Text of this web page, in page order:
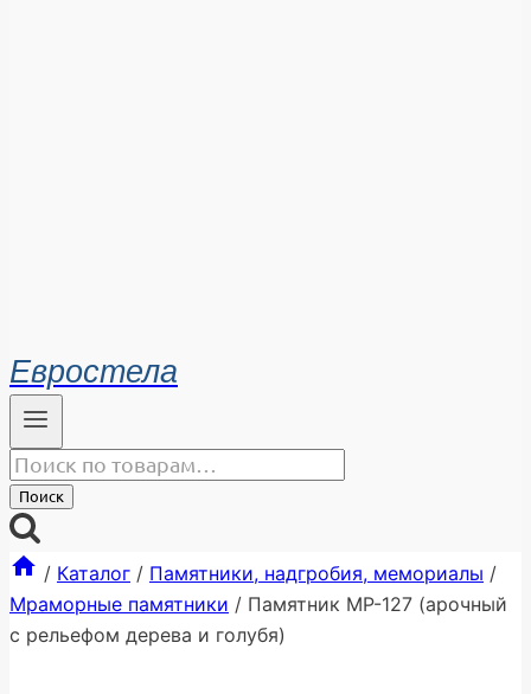
Евростела
Искать:
Поиск
/ Каталог / Памятники, надгробия, мемориалы /
Мраморные памятники / Памятник МР-127 (арочный
с рельефом дерева и голубя)